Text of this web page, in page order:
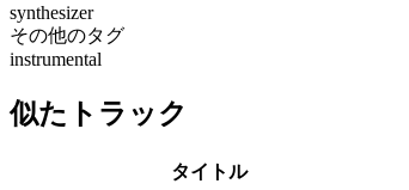
synthesizer
その他のタグ
instrumental
似たトラック
タイトル